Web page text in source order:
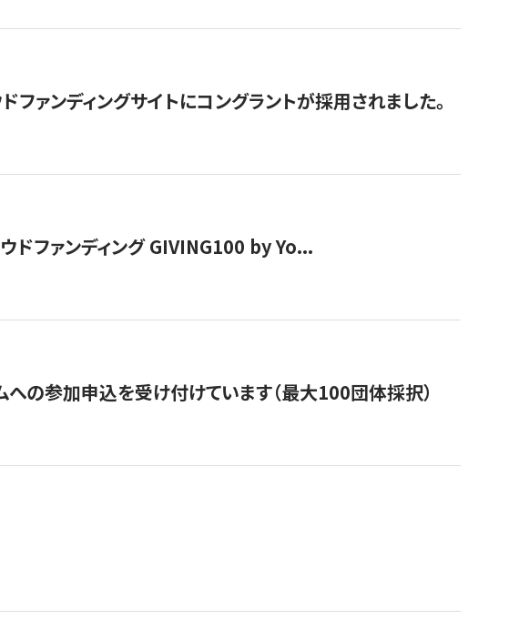
ァンディングサイトにコングラントが採用されました。
ドファンディング GIVING100 by Yo...
の参加申込を受け付けています（最大100団体採択）